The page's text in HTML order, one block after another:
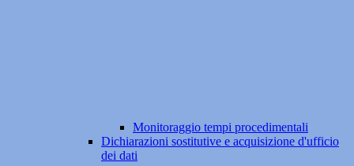
Monitoraggio tempi procedimentali
Dichiarazioni sostitutive e acquisizione d'ufficio
dei dati